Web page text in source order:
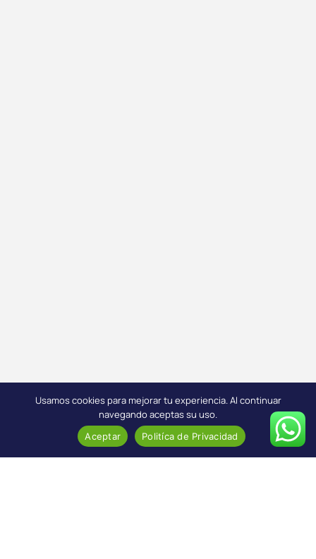
Usamos cookies para mejorar tu experiencia. Al continuar
navegando aceptas su uso.
Aceptar Politíca de Privacidad